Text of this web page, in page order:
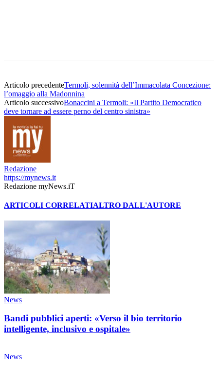
Articolo precedenteTermoli, solennità dell’Immacolata Concezione:
l’omaggio alla Madonnina
Articolo successivoBonaccini a Termoli: «Il Partito Democratico
deve tornare ad essere perno del centro sinistra»
Redazione
https://mynews.it
Redazione myNews.iT
ARTICOLI CORRELATIALTRO DALL'AUTORE
News
Bandi pubblici aperti: «Verso il bio territorio
intelligente, inclusivo e ospitale»
News